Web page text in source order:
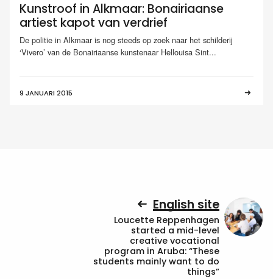
Kunstroof in Alkmaar: Bonairiaanse
artiest kapot van verdrief
De politie in Alkmaar is nog steeds op zoek naar het schilderij
‘Vivero’ van de Bonairiaanse kunstenaar Hellouisa Sint...
9 JANUARI 2015
English site
Loucette Reppenhagen
started a mid-level
creative vocational
program in Aruba: “These
students mainly want to do
things”